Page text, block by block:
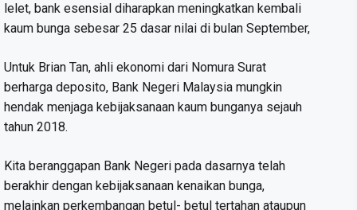
lelet, bank esensial diharapkan meningkatkan kembali
kaum bunga sebesar 25 dasar nilai di bulan September,
Untuk Brian Tan, ahli ekonomi dari Nomura Surat
berharga deposito, Bank Negeri Malaysia mungkin
hendak menjaga kebijaksanaan kaum bunganya sejauh
tahun 2018.
Kita beranggapan Bank Negeri pada dasarnya telah
berakhir dengan kebijaksanaan kenaikan bunga,
melainkan perkembangan betul- betul tertahan ataupun